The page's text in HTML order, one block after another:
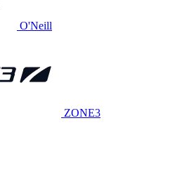
O'Neill
ZONE3